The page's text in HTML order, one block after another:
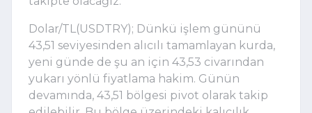
Dolar/TL(USDTRY); Dünkü işlem gününü
43,51 seviyesinden alıcılı tamamlayan kurda,
yeni günde de şu an için 43,53 civarından
yukarı yönlü fiyatlama hakim. Günün
devamında, 43,51 bölgesi pivot olarak takip